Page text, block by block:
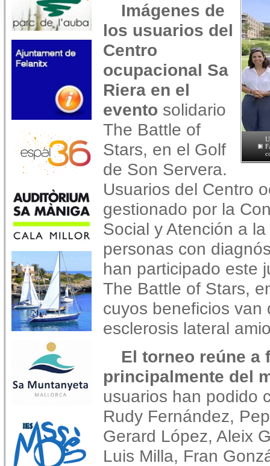
Imágenes de
los usuarios del
Centro
ocupacional Sa
Riera en el
evento solidario
The Battle of
Stars, en el Golf
de Son Servera.
Usuarios del Centro
gestionado por la
Social y Atención a
personas con
han participado este
The Battle of Stars,
cuyos beneficios van
esclerosis lateral
El torneo reúne a
principalmente del
usuarios han podido
Rudy Fernández,
Gerard López, Aleix
Luis Milla, Fran